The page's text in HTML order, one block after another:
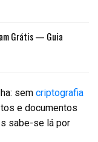
Grátis — Guia
sem criptografia
e documentos
sabe-se lá por